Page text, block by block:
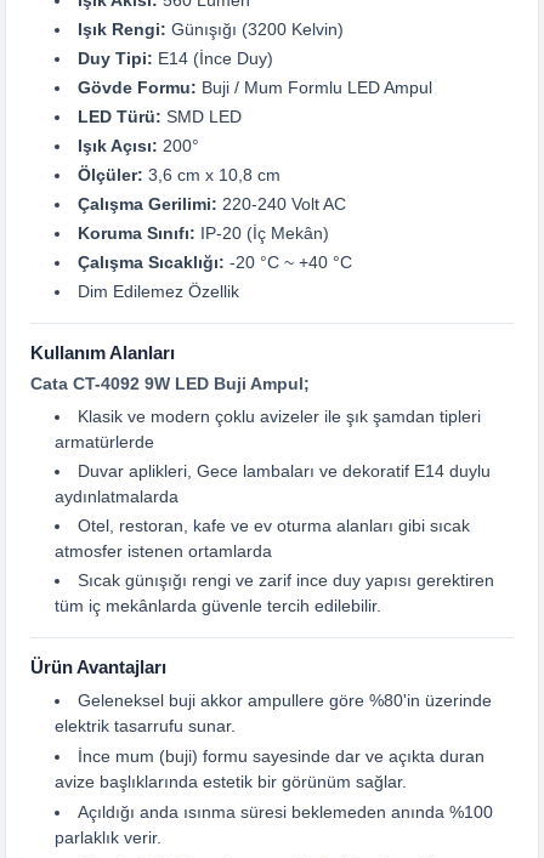
Işık Rengi: Günışığı (3200 Kelvin)
Duy Tipi: E14 (İnce Duy)
Gövde Formu: Buji / Mum Formlu LED Ampul
LED Türü: SMD LED
Işık Açısı: 200°
Ölçüler: 3,6 cm x 10,8 cm
Çalışma Gerilimi: 220-240 Volt AC
Koruma Sınıfı: IP-20 (İç Mekân)
Çalışma Sıcaklığı: -20 °C ~ +40 °C
Dim Edilemez Özellik
Kullanım Alanları
Cata CT-4092 9W LED Buji Ampul;
Klasik ve modern çoklu avizeler ile şık şamdan tipleri
armatürlerde
Duvar aplikleri, Gece lambaları ve dekoratif E14 duylu
aydınlatmalarda
Otel, restoran, kafe ve ev oturma alanları gibi sıcak
atmosfer istenen ortamlarda
Sıcak günışığı rengi ve zarif ince duy yapısı gerektiren
tüm iç mekânlarda güvenle tercih edilebilir.
Ürün Avantajları
Geleneksel buji akkor ampullere göre %80'in üzerinde
elektrik tasarrufu sunar.
İnce mum (buji) formu sayesinde dar ve açıkta duran
avize başlıklarında estetik bir görünüm sağlar.
Açıldığı anda ısınma süresi beklemeden anında %100
parlaklık verir.